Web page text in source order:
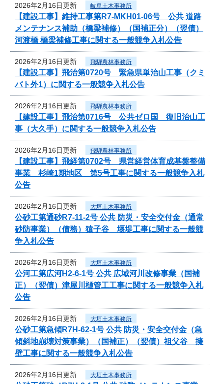
2026年2月16日更新 岐阜土木事務所
【建設工事】維持工事第R7-MKH01-06号 公共 道路
メンテナンス補助（橋梁補修）（国補正分）（翌債）
河渡橋 橋梁補修工事に関する一般競争入札公告
2026年2月16日更新 飛騨農林事務所
【建設工事】飛治第0720号 緊急県単治山工事（クミ
バト外1）に関する一般競争入札公告
2026年2月16日更新 飛騨農林事務所
【建設工事】飛治第0716号 公共ゼロ国 復旧治山工
事（大久手）に関する一般競争入札公告
2026年2月16日更新 飛騨農林事務所
【建設工事】飛経第0702号 県営経営体育成基盤整備
事業 杉崎1期地区 第5号工事に関する一般競争入札
公告
2026年2月16日更新 大垣土木事務所
公砂工第通砂R7-11-2号 公共 防災・安全交付金（通常
砂防事業）（債務）猿子谷 堰堤工事に関する一般競
争入札公告
2026年2月16日更新 大垣土木事務所
公河工第広河H2-6-1号 公共 広域河川改修事業（国補
正）（翌債）津屋川樋管工工事に関する一般競争入札
公告
2026年2月16日更新 大垣土木事務所
公砂工第急傾R7H-62-1号 公共 防災・安全交付金（急
傾斜地崩壊対策事業）（国補正）（翌債）祖父谷 擁
壁工事に関する一般競争入札公告
2026年2月16日更新 大垣土木事務所